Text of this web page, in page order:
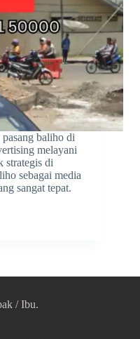
baliho di
melayani
strategis di
sebagai media
sangat tepat.
/ Ibu.